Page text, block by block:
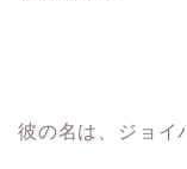
彼の名は、ジョイ